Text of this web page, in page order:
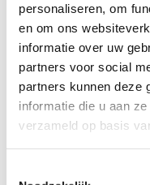
personaliseren, om
en om ons
informatie over uw
partners voor social
partners kunnen deze
informatie die u aan
verzameld op basis
Tilburg